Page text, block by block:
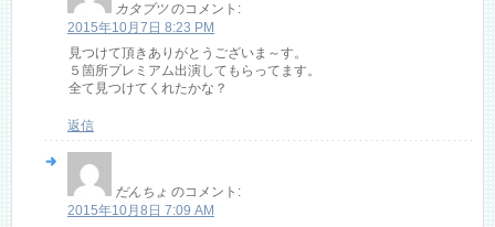
カタブツ のコメント:
2015年10月7日 8:23 PM
見つけて頂きありがとうございま～す。
５箇所プレミアム出演してもらってます。
全て見つけてくれたかな？
返信
だんちょ のコメント:
2015年10月8日 7:09 AM